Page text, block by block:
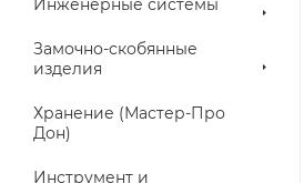
Инженерные системы
Замочно-скобянные
изделия
Хранение (Мастер-Про
Дон)
Инструмент и